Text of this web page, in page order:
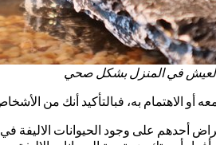
العيش في المنزل بشكل صحي
به، فبالتأكيد أنك من
أحدهم على وجود الحيوانات الاليفة